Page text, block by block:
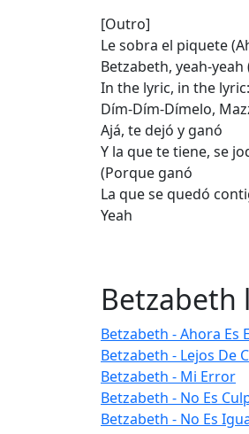
[Outro]
Le sobra el piquete
Betzabeth, yeah-
In the lyric, in the
Dím-Dím-Dímelo,
Ajá, te dejó y ganó
Y la que te tiene, se
(Porque ganó
La que se quedó
Yeah
Betzabeth
Betzabeth - Ahora Es
Betzabeth - Lejos De
Betzabeth - Mi Error
Betzabeth - No Es
Betzabeth - No Es